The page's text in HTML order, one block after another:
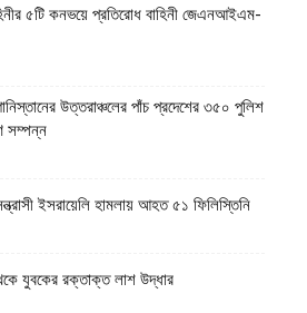
৫টি কনভয়ে প্রতিরোধ বাহিনী জেএনআইএম-
উত্তরাঞ্চলের পাঁচ প্রদেশের ৩৫০ পুলিশ
সম্পন্ন
ইসরায়েলি হামলায় আহত ৫১ ফিলিস্তিনি
যুবকের রক্তাক্ত লাশ উদ্ধার